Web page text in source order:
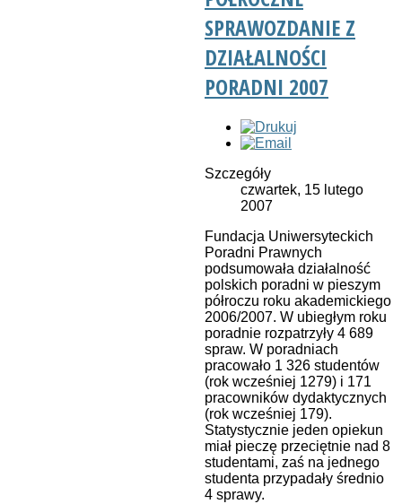
SPRAWOZDANIE Z
DZIAŁALNOŚCI
PORADNI 2007
Szczegóły
czwartek, 15 lutego
2007
Fundacja Uniwersyteckich
Poradni Prawnych
podsumowała działalność
polskich poradni w pieszym
półroczu roku akademickiego
2006/2007. W ubiegłym roku
poradnie rozpatrzyły 4 689
spraw. W poradniach
pracowało 1 326 studentów
(rok wcześniej 1279) i 171
pracowników dydaktycznych
(rok wcześniej 179).
Statystycznie jeden opiekun
miał pieczę przeciętnie nad 8
studentami, zaś na jednego
studenta przypadały średnio
4 sprawy.